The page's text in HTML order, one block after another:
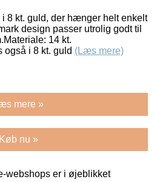
8 kt. guld, der hænger helt enkelt
design passer utrolig godt til
14 kt.
i 8 kt. guld (Læs mere)
mere »
Køb nu »
webshops er i øjeblikket